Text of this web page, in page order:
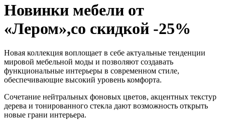
Новинки мебели от
«Лером»,со скидкой -25%
Новая коллекция воплощает в себе актуальные тенденции
мировой мебельной моды и позволяют создавать
функциональные интерьеры в современном стиле,
обеспечивающие высокий уровень комфорта.
Сочетание нейтральных фоновых цветов, акцентных текстур
дерева и тонированного стекла дают возможность открыть
новые грани интерьера.